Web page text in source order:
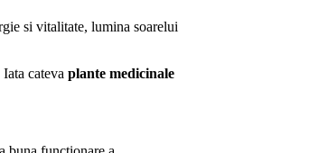
si vitalitate, lumina soarelui
cateva plante medicinale